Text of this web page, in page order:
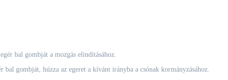
bal gombját a mozgás elindításához.
bal gombját, húzza az egeret a kívánt irányba a csónak kormányzásához.